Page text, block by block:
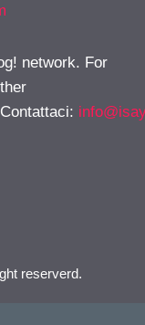
network. For
:
reserverd.